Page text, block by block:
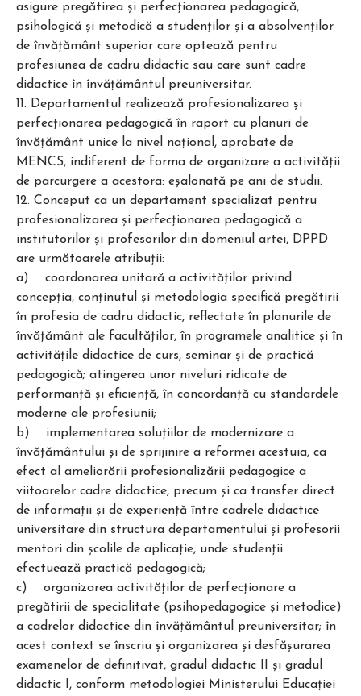
asigure pregătirea şi perfecţionarea pedagogică,
psihologică şi metodică a studenţilor şi a absolvenţilor
de învăţământ superior care optează pentru
profesiunea de cadru didactic sau care sunt cadre
didactice în învăţământul preuniversitar.
11. Departamentul realizează profesionalizarea şi
perfecţionarea pedagogică în raport cu planuri de
învăţământ unice la nivel naţional, aprobate de
MENCS, indiferent de forma de organizare a activităţii
de parcurgere a acestora: eşalonată pe ani de studii.
12. Conceput ca un departament specializat pentru
profesionalizarea şi perfecţionarea pedagogică a
institutorilor şi profesorilor din domeniul artei, DPPD
are următoarele atribuţii:
a) coordonarea unitară a activităţilor privind
concepţia, conţinutul şi metodologia specifică pregătirii
în profesia de cadru didactic, reflectate în planurile de
învăţământ ale facultăţilor, în programele analitice şi în
activităţile didactice de curs, seminar şi de practică
pedagogică; atingerea unor niveluri ridicate de
performanţă şi eficienţă, în concordanţă cu standardele
moderne ale profesiunii;
b) implementarea soluţiilor de modernizare a
învăţământului şi de sprijinire a reformei acestuia, ca
efect al ameliorării profesionalizării pedagogice a
viitoarelor cadre didactice, precum şi ca transfer direct
de informaţii şi de experienţă între cadrele didactice
universitare din structura departamentului şi profesorii
mentori din şcolile de aplicaţie, unde studenţii
efectuează practică pedagogică;
c) organizarea activităţilor de perfecţionare a
pregătirii de specialitate (psihopedagogice şi metodice)
a cadrelor didactice din învăţământul preuniversitar; în
acest context se înscriu şi organizarea şi desfăşurarea
examenelor de definitivat, gradul didactic II şi gradul
didactic I, conform metodologiei Ministerului Educaţiei